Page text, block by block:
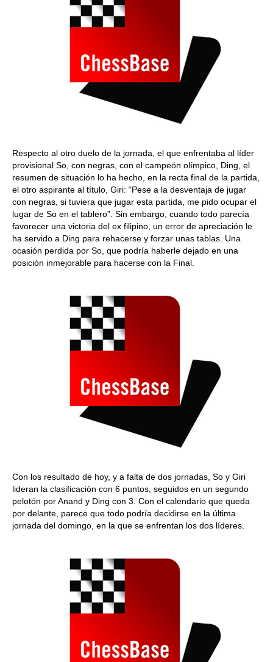
Respecto al otro duelo de la jornada, el que enfrentaba al líder
provisional So, con negras, con el campeón olímpico, Ding, el
resumen de situación lo ha hecho, en la recta final de la partida,
el otro aspirante al título, Giri: “Pese a la desventaja de jugar
con negras, si tuviera que jugar esta partida, me pido ocupar el
lugar de So en el tablero”. Sin embargo, cuando todo parecía
favorecer una victoria del ex filipino, un error de apreciación le
ha servido a Ding para rehacerse y forzar unas tablas. Una
ocasión perdida por So, que podría haberle dejado en una
posición inmejorable para hacerse con la Final.
Con los resultado de hoy, y a falta de dos jornadas, So y Giri
lideran la clasificación con 6 puntos, seguidos en un segundo
pelotón por Anand y Ding con 3. Con el calendario que queda
por delante, parece que todo podría decidirse en la última
jornada del domingo, en la que se enfrentan los dos líderes.